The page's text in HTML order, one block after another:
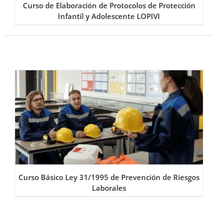
Curso de Elaboración de Protocolos de Protección
Infantil y Adolescente LOPIVI
Curso Básico Ley 31/1995 de Prevención de Riesgos
Laborales